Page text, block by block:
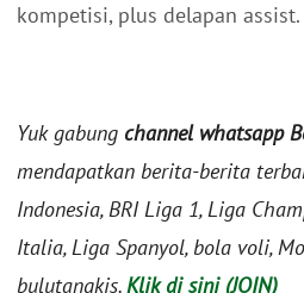
kompetisi, plus delapan assist.
Yuk gabung channel whatsapp
mendapatkan berita-berita
Indonesia, BRI Liga 1, Liga
Italia, Liga Spanyol, bola voli,
bulutangkis.Klik di sini (JOIN)